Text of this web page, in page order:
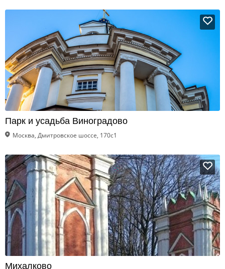
Парк и усадьба Виноградово
Москва, Дмитровское шоссе, 170с1
Михалково